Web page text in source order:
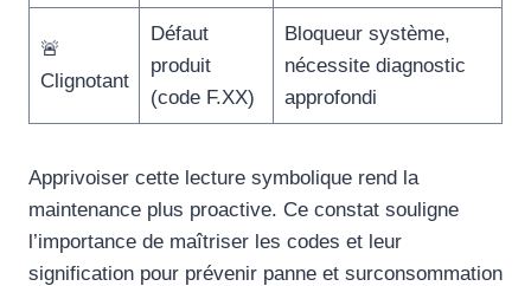
🚨
Clignotant
Défaut
produit
(code F.XX)
Bloqueur système,
nécessite diagnostic
approfondi
Apprivoiser cette lecture symbolique rend la
maintenance plus proactive. Ce constat souligne
l’importance de maîtriser les codes et leur
signification pour prévenir panne et surconsommation